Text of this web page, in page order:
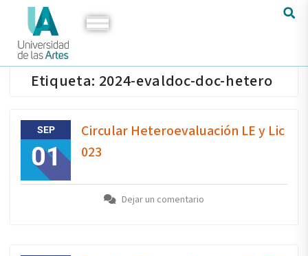
Etiqueta: 2024-evaldoc-doc-hetero
SEP
01
Circular Heteroevaluación LE y Lic
023
Dejar un comentario